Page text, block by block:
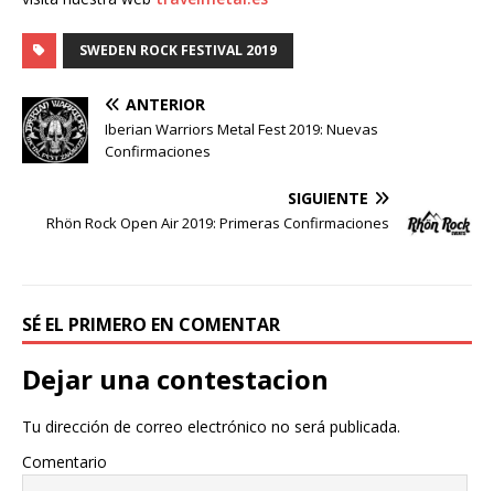
SWEDEN ROCK FESTIVAL 2019
ANTERIOR
Iberian Warriors Metal Fest 2019: Nuevas
Confirmaciones
SIGUIENTE
Rhön Rock Open Air 2019: Primeras Confirmaciones
SÉ EL PRIMERO EN COMENTAR
Dejar una contestacion
Tu dirección de correo electrónico no será publicada.
Comentario